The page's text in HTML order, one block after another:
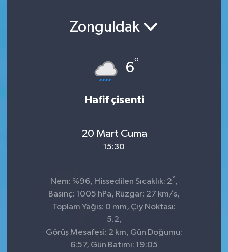
Zonguldak
6°
Hafif çisenti
20 Mart Cuma
15:30
Nem: %96, Hissedilen Sıcaklık: 2° ,
Basınç: 1005 hPa, Rüzgar: 27 km/s,
Toplam Yağış: 0 mm, Çiy Noktası:
5.2,
Görüş Mesafesi: 2 km, Gün Doğumu:
6:57, Gün Batımı: 19:05
POLİTİKA